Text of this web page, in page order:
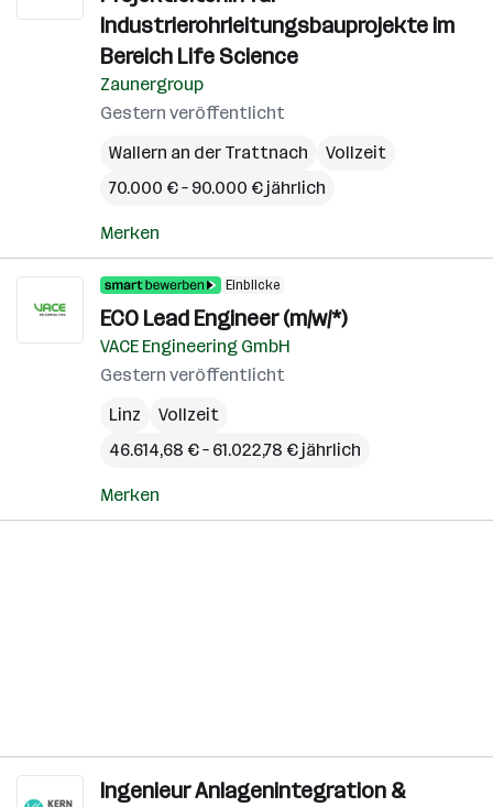
Industrierohrleitungsbauprojekte im
Bereich Life Science
Zaunergroup
Gestern veröffentlicht
Wallern an der Trattnach
Vollzeit
70.000 € – 90.000 € jährlich
Merken
Einblicke
ECO Lead Engineer (m/w/*)
VACE Engineering GmbH
Gestern veröffentlicht
Linz
Vollzeit
46.614,68 € – 61.022,78 € jährlich
Merken
Ingenieur Anlagenintegration &